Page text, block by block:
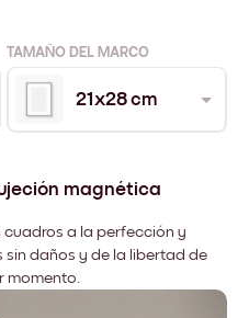
TAMAÑO DEL MARCO
21x28 cm
magnética
a la perfección y
daños y de la libertad de
momento.